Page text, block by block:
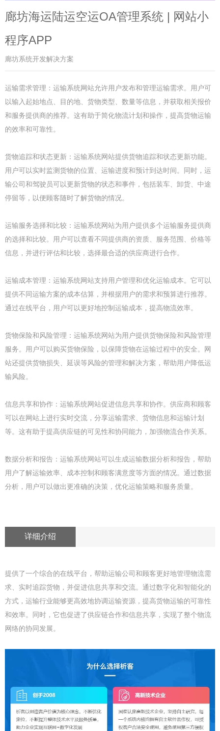
廊坊海运陆运空运OA管理系统 | 网站小
程序APP
廊坊系统开发解决方案
运输需求管理：运输系统网站允许用户发布和管理运输需求。用户可
以输入起始地点、目的地、货物类型、数量等信息，并获取相关报价
和服务提供商的推荐。这有助于简化物流计划和操作，提高货物运输
的效率和可靠性。
货物追踪和状态更新：运输系统网站提供货物追踪和状态更新功能。
用户可以实时监测货物的位置、运输进度和预计到达时间。同时，运
输公司和驾驶员可以更新货物的状态和事件，包括装车、卸货、中途
停留等，以便顾客随时了解货物的情况。
运输服务选择和比较：运输系统网站为用户提供多个运输服务提供商
的选择和比较。用户可以查看不同提供商的资质、服务范围、价格等
信息，并进行评估和比较，选择最合适的供应商进行合作。
运输成本管理：运输系统网站支持用户管理和优化运输成本。它可以
提供不同运输方案的成本估算，并根据用户的需求和预算进行推荐。
通过在线平台，用户可以更好地控制运输成本，提高物流效率。
货物保险和风险管理：运输系统网站为用户提供货物保险和风险管理
服务。用户可以购买货物保险，以保障货物在运输过程中的安全。网
站还提供货物损失、延误等风险的管理和解决方案，帮助用户降低运
输风险。
信息共享和协作：运输系统网站促进信息共享和协作。供应商和顾客
可以在网站上进行实时交流，分享运输需求、货物信息和运输计划
等。这有助于提高供应链的可见性和协同能力，加强物流合作关系。
数据分析和报告：运输系统网站可以生成运输数据分析和报告，帮助
用户了解运输效率、成本控制和顾客满意度等方面的情况。通过数据
分析，用户可以做出更准确的决策，优化运输策略和服务质量。
详细介绍
提供了一个综合的在线平台，帮助运输公司和顾客更好地管理物流需
求、实时追踪货物，并促进信息共享和交流。通过数字化和智能化的
方式，运输行业能够更高效地协调运输资源，提高货物运输的可靠性
和效率。同时，它也促进了供应链合作和信息共享，实现了整个物流
网络的协同发展。